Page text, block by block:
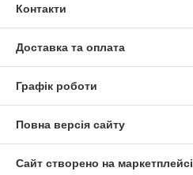
Контакти
Доставка та оплата
Графік роботи
Повна версія сайту
Сайт створено на маркетплейсі